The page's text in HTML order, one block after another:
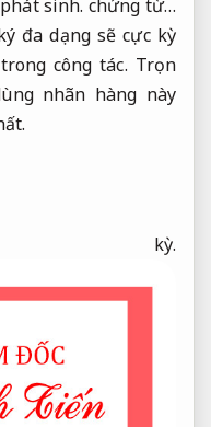
sinh. chứng từ…
đa dạng sẽ cực kỳ
công tác. Trọn
nhãn hàng này
kỳ.